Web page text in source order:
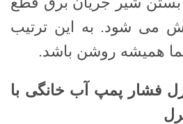
می شود. به این ترتیب
همیشه روشن باشد.
فشار پمپ آب خانگی با